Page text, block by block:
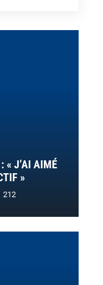
« J’AI AIMÉ
»
212